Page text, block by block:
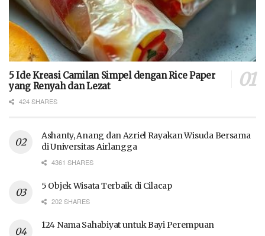
5 Ide Kreasi Camilan Simpel dengan Rice Paper
yang Renyah dan Lezat
424 SHARES
Ashanty, Anang dan Azriel Rayakan Wisuda Bersama
di Universitas Airlangga
4361 SHARES
5 Objek Wisata Terbaik di Cilacap
202 SHARES
124 Nama Sahabiyat untuk Bayi Perempuan